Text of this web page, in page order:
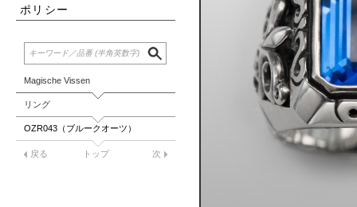
ポリシー
Magische Vissen
リング
OZR043（ブルークオーツ）
戻る トップ 次